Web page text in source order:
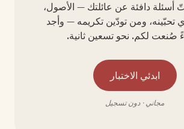
دافئة عن عائلتك — الأصول،
تحبّينه، ومن تودّين تكريمه — وأجد
صُنعت لكم. نحو تسعين ثانية.
ابدئي الاختبار
مجاني · دون تسجيل